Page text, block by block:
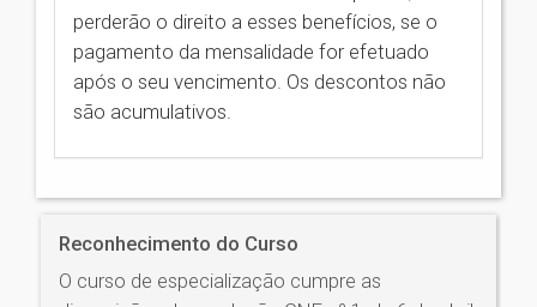
perderão o direito a esses benefícios, se o
pagamento da mensalidade for efetuado
após o seu vencimento. Os descontos não
são acumulativos.
Reconhecimento do Curso
O curso de especialização cumpre as